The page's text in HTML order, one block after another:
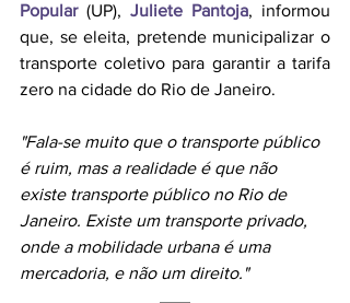
Popular (UP), Juliete Pantoja, informou
que, se eleita, pretende municipalizar o
transporte coletivo para garantir a tarifa
zero na cidade do Rio de Janeiro.
"Fala-se muito que o transporte público
é ruim, mas a realidade é que não
existe transporte público no Rio de
Janeiro. Existe um transporte privado,
onde a mobilidade urbana é uma
mercadoria, e não um direito."